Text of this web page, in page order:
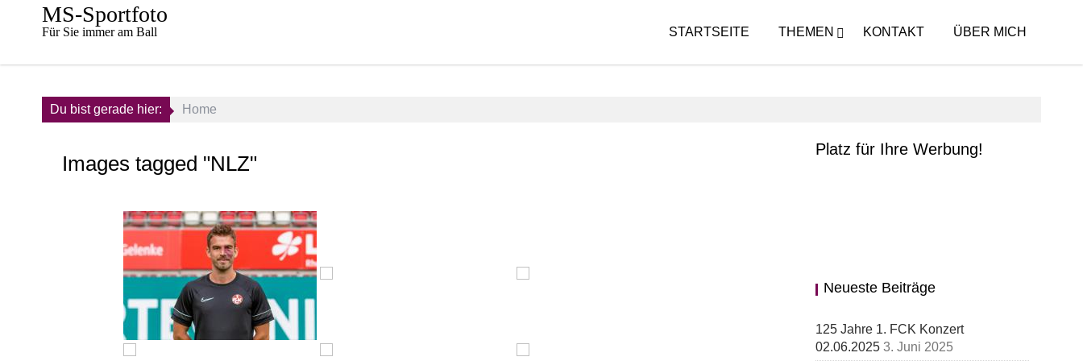
MS-Sportfoto
Für Sie immer am Ball STARTSEITE THEMEN KONTAKT ÜBER MICH
Du bist gerade hier: Home
Images tagged "NLZ"
Platz für Ihre Werbung!
Neueste Beiträge
125 Jahre 1. FCK Konzert
02.06.2025 3. Juni 2025